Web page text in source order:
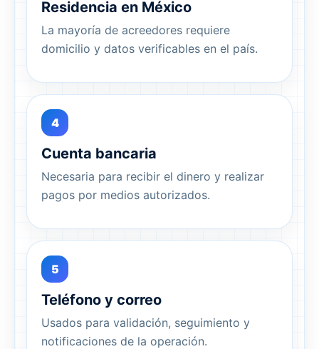
Residencia en México
La mayoría de acreedores requiere
domicilio y datos verificables en el país.
4
Cuenta bancaria
Necesaria para recibir el dinero y realizar
pagos por medios autorizados.
5
Teléfono y correo
Usados para validación, seguimiento y
notificaciones de la operación.